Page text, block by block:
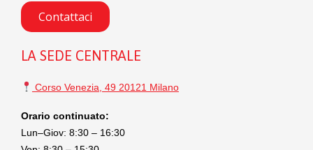
Contattaci
LA SEDE CENTRALE
Corso Venezia, 49 20121 Milano
Orario continuato:
Lun–Giov: 8:30 – 16:30